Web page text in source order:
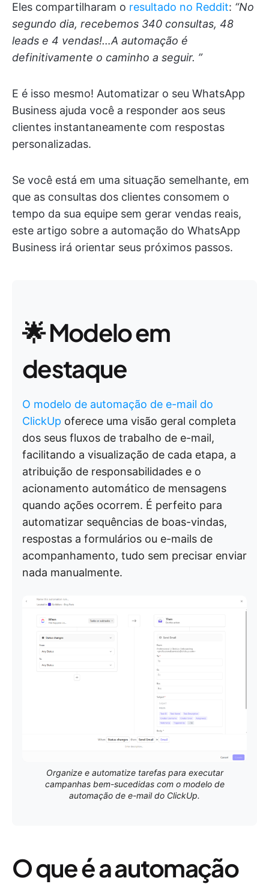
Eles compartilharam o resultado no Reddit: “No
segundo dia, recebemos 340 consultas, 48
leads e 4 vendas!…A automação é
definitivamente o caminho a seguir. ”
E é isso mesmo! Automatizar o seu WhatsApp
Business ajuda você a responder aos seus
clientes instantaneamente com respostas
personalizadas.
Se você está em uma situação semelhante, em
que as consultas dos clientes consomem o
tempo da sua equipe sem gerar vendas reais,
este artigo sobre a automação do WhatsApp
Business irá orientar seus próximos passos.
🌟 Modelo em
destaque
O modelo de automação de e-mail do
ClickUp oferece uma visão geral completa
dos seus fluxos de trabalho de e-mail,
facilitando a visualização de cada etapa, a
atribuição de responsabilidades e o
acionamento automático de mensagens
quando ações ocorrem. É perfeito para
automatizar sequências de boas-vindas,
respostas a formulários ou e-mails de
acompanhamento, tudo sem precisar enviar
nada manualmente.
Organize e automatize tarefas para executar
campanhas bem-sucedidas com o modelo de
automação de e-mail do ClickUp.
O que é a automação